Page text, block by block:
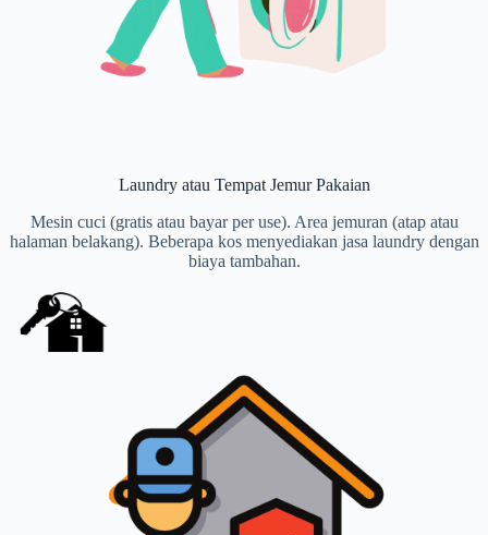
Laundry atau Tempat Jemur Pakaian
Mesin cuci (gratis atau bayar per use). Area jemuran (atap atau
halaman belakang). Beberapa kos menyediakan jasa laundry dengan
biaya tambahan.